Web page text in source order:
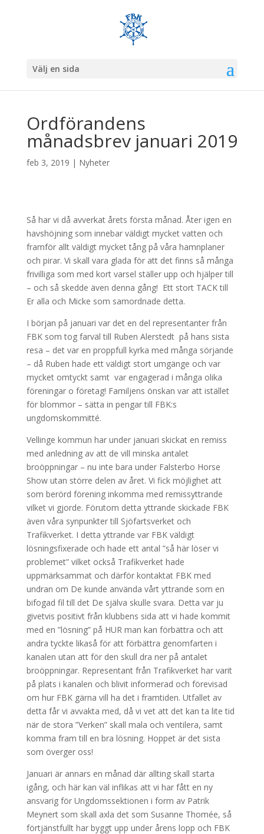
Välj en sida
Ordförandens
månadsbrev januari 2019
feb 3, 2019 | Nyheter
Så har vi då avverkat årets första månad. Åter igen en
havshöjning som innebar väldigt mycket vatten och
framför allt väldigt mycket tång på våra hamnplaner
och pirar. Vi skall vara glada för att det finns så många
frivilliga som med kort varsel ställer upp och hjälper till
– och så skedde även denna gång! Ett stort TACK till
Er alla och Micke som samordnade detta.
I början på januari var det en del representanter från
FBK som tog farväl till Ruben Alerstedt på hans sista
resa – det var en proppfull kyrka med många sörjande
– då Ruben hade ett väldigt stort umgänge och var
mycket omtyckt samt var engagerad i många olika
föreningar o företag! Familjens önskan var att istället
för blommor – sätta in pengar till FBK:s
ungdomskommitté.
Vellinge kommun har under januari skickat en remiss
med anledning av att de vill minska antalet
broöppningar – nu inte bara under Falsterbo Horse
Show utan större delen av året. Vi fick möjlighet att
som berörd förening inkomma med remissyttrande
vilket vi gjorde. Förutom detta yttrande skickade FBK
även våra synpunkter till Sjöfartsverket och
Trafikverket. I detta yttrande var FBK väldigt
lösningsfixerade och hade ett antal ”så här löser vi
problemet” vilket också Trafikverket hade
uppmärksammat och därför kontaktat FBK med
undran om De kunde använda vårt yttrande som en
bifogad fil till det De själva skulle svara. Detta var ju
givetvis positivt från klubbens sida att vi hade kommit
med en ”lösning” på HUR man kan förbättra och att
andra tyckte likaså för att förbättra genomfarten i
kanalen utan att för den skull dra ner på antalet
broöppningar. Representant från Trafikverket har varit
på plats i kanalen och blivit informerad och förevisad
om hur FBK gärna vill ha det i framtiden. Utfallet av
detta får vi avvakta med, då vi vet att det kan ta lite tid
när de stora ”Verken” skall mala och ventilera, samt
komma fram till en bra lösning. Hoppet är det sista
som överger oss!
Januari är annars en månad där allting skall starta
igång, och här kan väl inflikas att vi har fått en ny
ansvarig för Ungdomssektionen i form av Patrik
Meynert som skall axla det som Susanne Thomée, så
förtjänstfullt har byggt upp under årens lopp och FBK